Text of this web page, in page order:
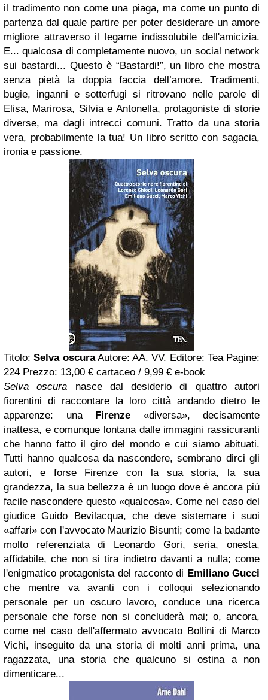
il tradimento non come una piaga, ma come un punto di
partenza dal quale partire per poter desiderare un amore
migliore attraverso il legame indissolubile dell'amicizia.
E... qualcosa di completamente nuovo, un social network
sui bastardi... Questo è “Bastardi!”, un libro che mostra
senza pietà la doppia faccia dell’amore. Tradimenti,
bugie, inganni e sotterfugi si ritrovano nelle parole di
Elisa, Marirosa, Silvia e Antonella, protagoniste di storie
diverse, ma dagli intrecci comuni. Tratto da una storia
vera, probabilmente la tua! Un libro scritto con sagacia,
ironia e passione.
Titolo:Selva oscuraAutore: AA. VV. Editore: Tea Pagine:
224 Prezzo: 13,00 € cartaceo / 9,99 € e-book
Selva oscura nasce dal desiderio di quattro autori
fiorentini di raccontare la loro città andando dietro le
apparenze: una Firenze «diversa», decisamente
inattesa, e comunque lontana dalle immagini rassicuranti
che hanno fatto il giro del mondo e cui siamo abituati.
Tutti hanno qualcosa da nascondere, sembrano dirci gli
autori, e forse Firenze con la sua storia, la sua
grandezza, la sua bellezza è un luogo dove è ancora più
facile nascondere questo «qualcosa». Come nel caso del
giudice Guido Bevilacqua, che deve sistemare i suoi
«affari» con l'avvocato Maurizio Bisunti; come la badante
molto referenziata di Leonardo Gori, seria, onesta,
affidabile, che non si tira indietro davanti a nulla; come
l'enigmatico protagonista del racconto di Emiliano Gucci
che mentre va avanti con i colloqui selezionando
personale per un oscuro lavoro, conduce una ricerca
personale che forse non si concluderà mai; o, ancora,
come nel caso dell'affermato avvocato Bollini di Marco
Vichi, inseguito da una storia di molti anni prima, una
ragazzata, una storia che qualcuno si ostina a non
dimenticare...